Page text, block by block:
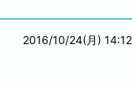
2016/10/24(月) 14:12